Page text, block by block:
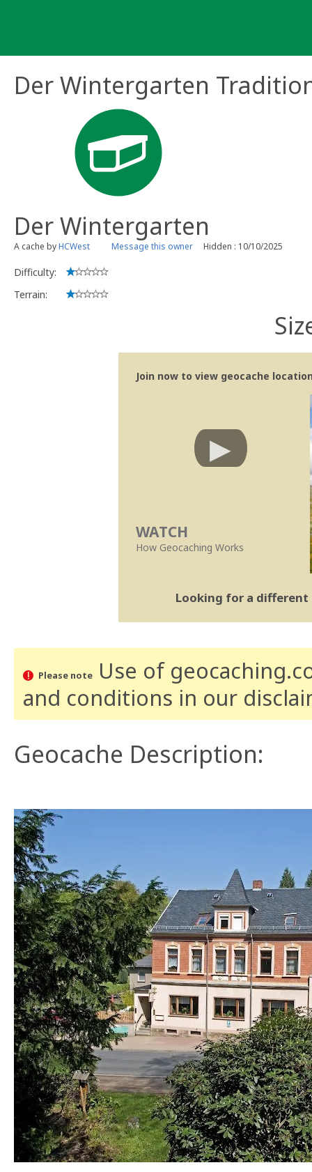
Der Wintergarten
Der Wintergarten
A cache byHCWest Message this owner Hidden : 10/10/2025
Difficulty:
Terrain:
Join now to view geocache
WATCH
How Geocaching Works
Looking for a different
Please noteUse of
and conditions in our
Geocache Description: